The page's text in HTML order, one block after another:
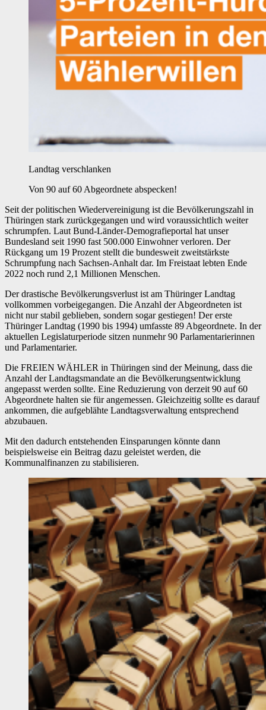
Landtag verschlanken
Von 90 auf 60 Abgeordnete abspecken!
Seit der politischen Wiedervereinigung ist die Bevölkerungszahl in
Thüringen stark zurückgegangen und wird voraussichtlich weiter
schrumpfen. Laut Bund-Länder-Demografieportal hat unser
Bundesland seit 1990 fast 500.000 Einwohner verloren. Der
Rückgang um 19 Prozent stellt die bundesweit zweitstärkste
Schrumpfung nach Sachsen-Anhalt dar. Im Freistaat lebten Ende
2022 noch rund 2,1 Millionen Menschen.
Der drastische Bevölkerungsverlust ist am Thüringer Landtag
vollkommen vorbeigegangen. Die Anzahl der Abgeordneten ist
nicht nur stabil geblieben, sondern sogar gestiegen! Der erste
Thüringer Landtag (1990 bis 1994) umfasste 89 Abgeordnete. In der
aktuellen Legislaturperiode sitzen nunmehr 90 Parlamentarierinnen
und Parlamentarier.
Die FREIEN WÄHLER in Thüringen sind der Meinung, dass die
Anzahl der Landtagsmandate an die Bevölkerungsentwicklung
angepasst werden sollte. Eine Reduzierung von derzeit 90 auf 60
Abgeordnete halten sie für angemessen. Gleichzeitig sollte es darauf
ankommen, die aufgeblähte Landtagsverwaltung entsprechend
abzubauen.
Mit den dadurch entstehenden Einsparungen könnte dann
beispielsweise ein Beitrag dazu geleistet werden, die
Kommunalfinanzen zu stabilisieren.